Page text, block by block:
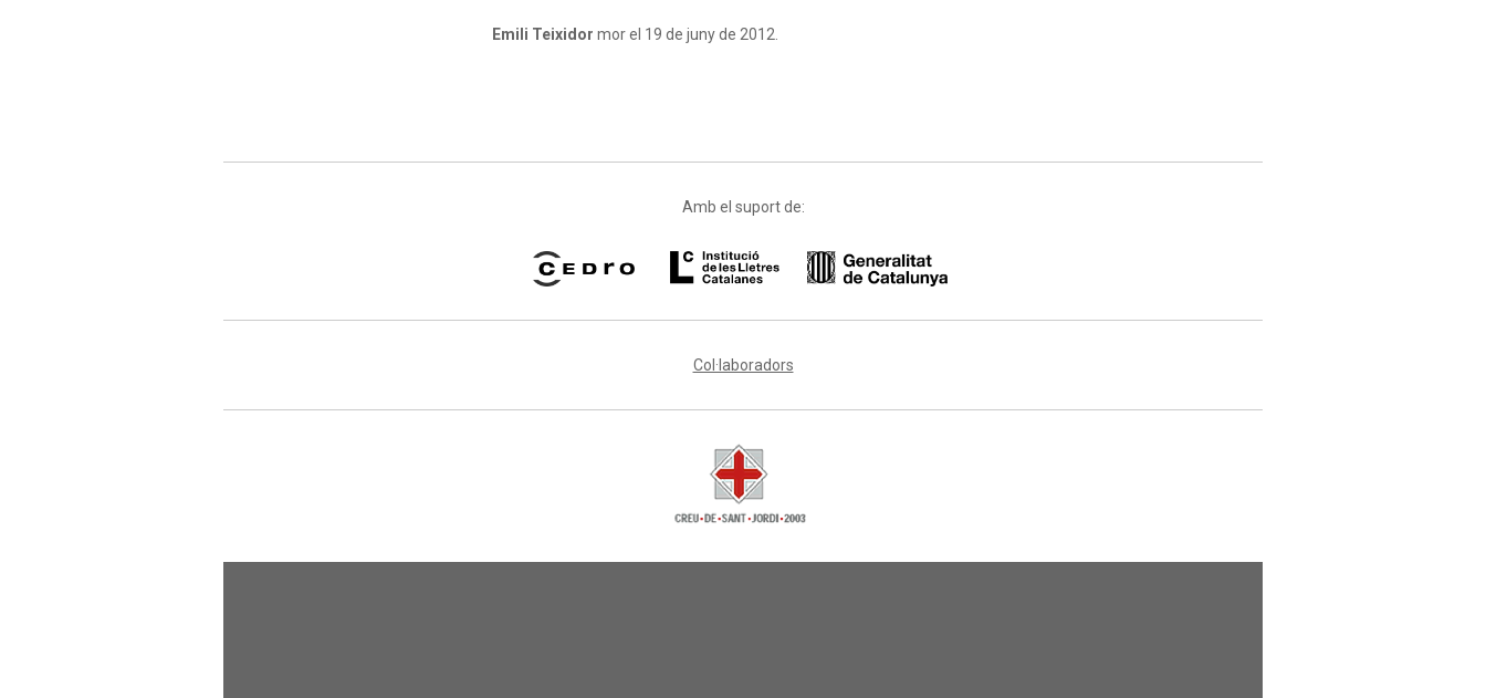
Emili Teixidor mor el 19 de juny de 2012.
Amb el suport de:
Col·laboradors